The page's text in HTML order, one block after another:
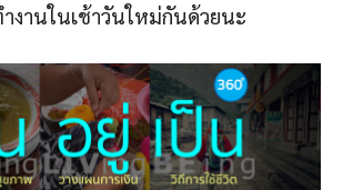
งานในเช้าวันใหม่กันด้วยนะ